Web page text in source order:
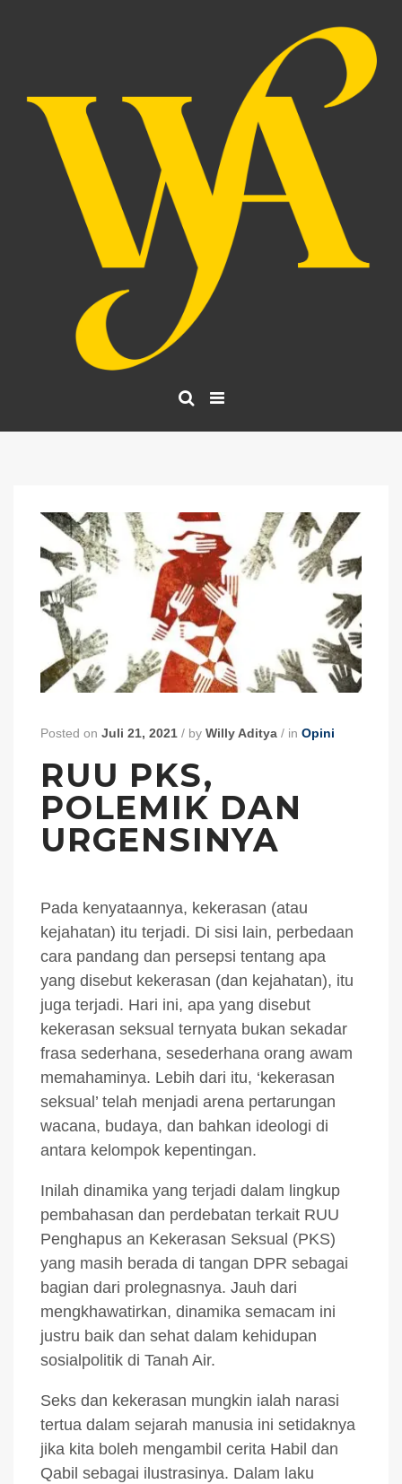
Posted on Juli 21, 2021 / by Willy Aditya / in Opini
RUU PKS,
POLEMIK DAN
URGENSINYA
Pada kenyataannya, kekerasan (atau
kejahatan) itu terjadi. Di sisi lain, perbedaan
cara pandang dan persepsi tentang apa
yang disebut kekerasan (dan kejahatan), itu
juga terjadi. Hari ini, apa yang disebut
kekerasan seksual ternyata bukan sekadar
frasa sederhana, sesederhana orang awam
memahaminya. Lebih dari itu, ‘kekerasan
seksual’ telah menjadi arena pertarungan
wacana, budaya, dan bahkan ideologi di
antara kelompok kepentingan.
Inilah dinamika yang terjadi dalam lingkup
pembahasan dan perdebatan terkait RUU
Penghapus an Kekerasan Seksual (PKS)
yang masih berada di tangan DPR sebagai
bagian dari prolegnasnya. Jauh dari
mengkhawatirkan, dinamika semacam ini
justru baik dan sehat dalam kehidupan
sosialpolitik di Tanah Air.
Seks dan kekerasan mungkin ialah narasi
tertua dalam sejarah manusia ini setidaknya
jika kita boleh mengambil cerita Habil dan
Qabil sebagai ilustrasinya. Dalam laku